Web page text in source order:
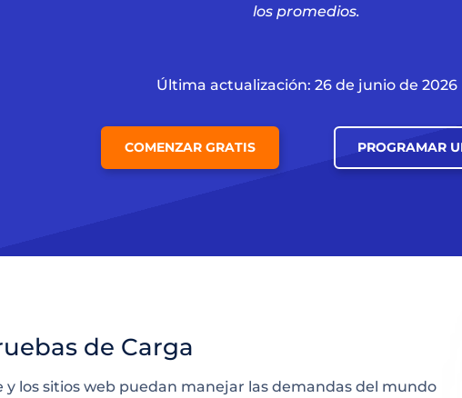
los promedios.
Última actualización: 26 de junio de 2026
COMENZAR GRATIS PROGRAMAR
de Carga
y los sitios web puedan manejar las demandas del mundo